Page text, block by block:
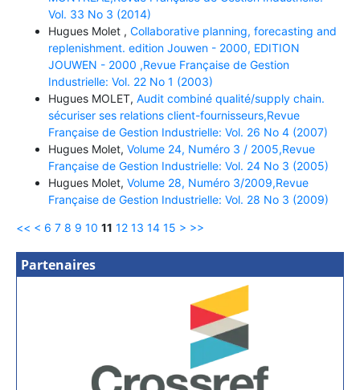
Vol. 33 No 3 (2014)
Hugues Molet , Collaborative planning, forecasting and
replenishment. edition Jouwen - 2000, EDITION
JOUWEN - 2000 ,Revue Française de Gestion
Industrielle: Vol. 22 No 1 (2003)
Hugues MOLET, Audit combiné qualité/supply chain.
sécuriser ses relations client-fournisseurs,Revue
Française de Gestion Industrielle: Vol. 26 No 4 (2007)
Hugues Molet, Volume 24, Numéro 3 / 2005,Revue
Française de Gestion Industrielle: Vol. 24 No 3 (2005)
Hugues Molet, Volume 28, Numéro 3/2009,Revue
Française de Gestion Industrielle: Vol. 28 No 3 (2009)
<< < 6 7 8 9 10 11 12 13 14 15 > >>
Partenaires